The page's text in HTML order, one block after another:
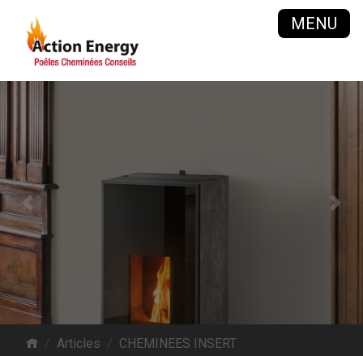
MENU
Previous Next
Articles CHEMINEES INSERT